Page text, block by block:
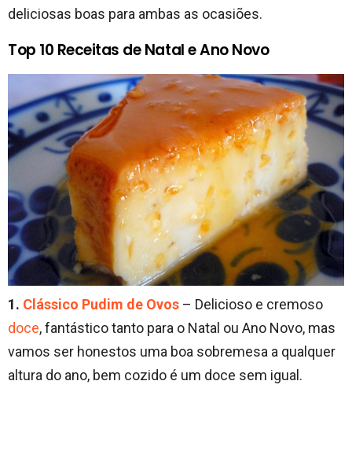
deliciosas boas para ambas as ocasiões.
Top 10 Receitas de Natal e Ano Novo
1. Clássico Pudim de Ovos – Delicioso e cremoso
doce, fantástico tanto para o Natal ou Ano Novo, mas
vamos ser honestos uma boa sobremesa a qualquer
altura do ano, bem cozido é um doce sem igual.